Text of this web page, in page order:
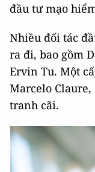
đầu tư mạo
Nhiều đối tác
ra đi, bao gồm
Ervin Tu. Một
Marcelo
tranh cãi.